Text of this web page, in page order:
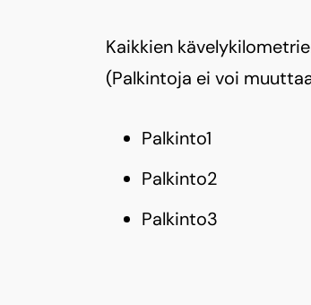
Kaikkien
(Palkintoja ei voi
Palkinto1
Palkinto2
Palkinto3